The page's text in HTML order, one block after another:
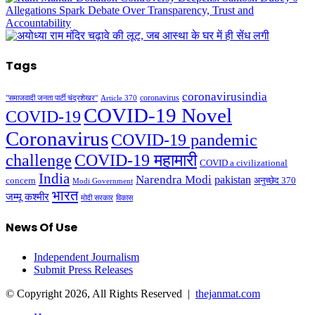
Tags
"समाजवादी जनता पार्टी चंद्रशेखर" Article 370 coronavirus coronavirusindia
COVID-19 COVID-19 Novel
CoronavirusCOVID-19 pandemic
challenge COVID-19 महामारी COVID a civilizational
concern India Modi Government Narendra Modi pakistan अनुच्छेद 370
जम्मू कश्मीर भारत मोदी सरकार विकास
News Of Use
Independent Journalism
Submit Press Releases
© Copyright 2026, All Rights Reserved | thejanmat.com